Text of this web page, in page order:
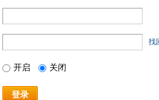
找
开启 关闭
登录